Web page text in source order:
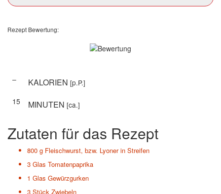
Rezept Bewertung:
– KALORIEN [p.P.]
15
MINUTEN [ca.]
Zutaten für das Rezept
800 g Fleischwurst, bzw. Lyoner in Streifen
3 Glas Tomatenpaprika
1 Glas Gewürzgurken
3 Stück Zwiebeln